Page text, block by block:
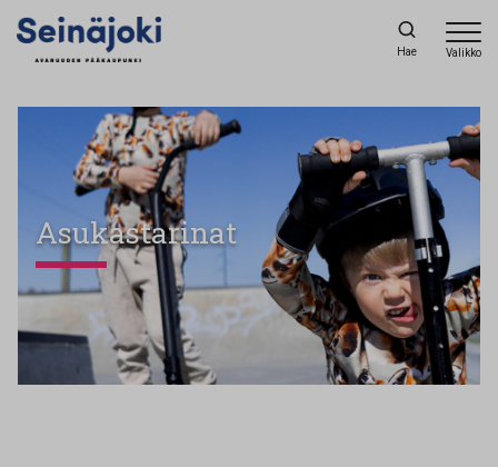
Hae Valikko
Asukastarinat